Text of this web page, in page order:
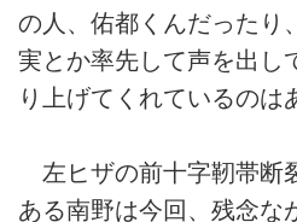
の人、佑都くんだったり
実とか率先して声を出し
り上げてくれているのは
左ヒザの前十字靭帯断
ある南野は今回、残念な